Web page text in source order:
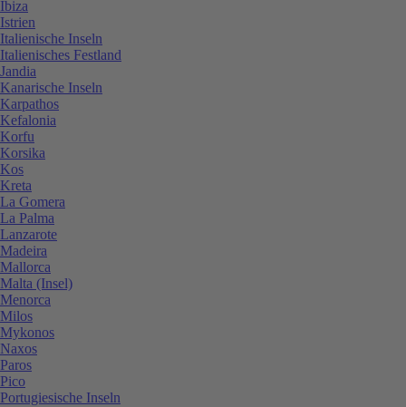
Ibiza
Istrien
Italienische Inseln
Italienisches Festland
Jandia
Kanarische Inseln
Karpathos
Kefalonia
Korfu
Korsika
Kos
Kreta
La Gomera
La Palma
Lanzarote
Madeira
Mallorca
Malta (Insel)
Menorca
Milos
Mykonos
Naxos
Paros
Pico
Portugiesische Inseln